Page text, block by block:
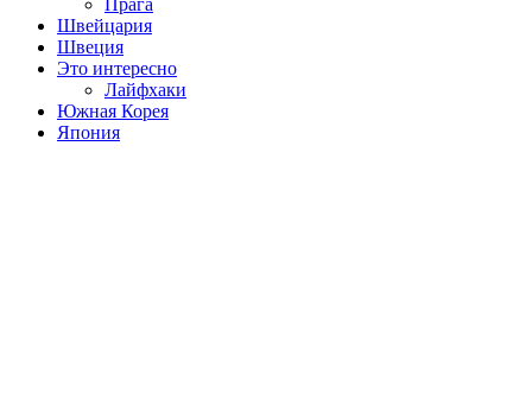
Прага
Швейцария
Швеция
Это интересно
Лайфхаки
Южная Корея
Япония